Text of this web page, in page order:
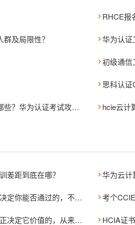
RHCE报
及局限性？
初级通信
华为认证网络工程师报考条件有哪些？华为认证考试攻略！ hcie云计
差距到底在哪？
HCIE实验考试流程全解析：真正决定你能否通过的，不是进考场之后，而是每一个流程节点的判断
华为HCIE是什么等级的证书？真正决定它价值的，从来不是“专家级”三个字 HCIA证